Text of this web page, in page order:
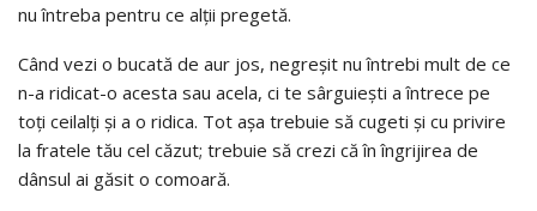
nu întreba pentru ce alţii pregetă.
Când vezi o bucată de aur jos, negreşit nu întrebi mult de ce
n-a ridicat-o acesta sau acela, ci te sârguieşti a întrece pe
toţi ceilalţi şi a o ridica. Tot aşa trebuie să cugeti şi cu privire
la fratele tău cel căzut; trebuie să crezi că în îngrijirea de
dânsul ai găsit o comoară.